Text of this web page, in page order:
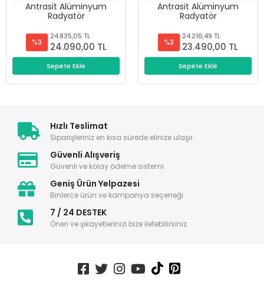
Antrasit Alüminyum
Radyatör
%3
24.835,05 TL
24.090,00 TL
Sepete Ekle
Antrasit Alüminyum
Radyatör
%3
24.216,49 TL
23.490,00 TL
Sepete Ekle
Hızlı Teslimat
Siparişleriniz en kısa sürede elinize ulaşır.
Güvenli Alışveriş
Güvenli ve kolay ödeme sistemi
Geniş Ürün Yelpazesi
Binlerce ürün ve kampanya seçeneği
7 / 24 DESTEK
Öneri ve şikayetlerinizi bize iletebilirsiniz.